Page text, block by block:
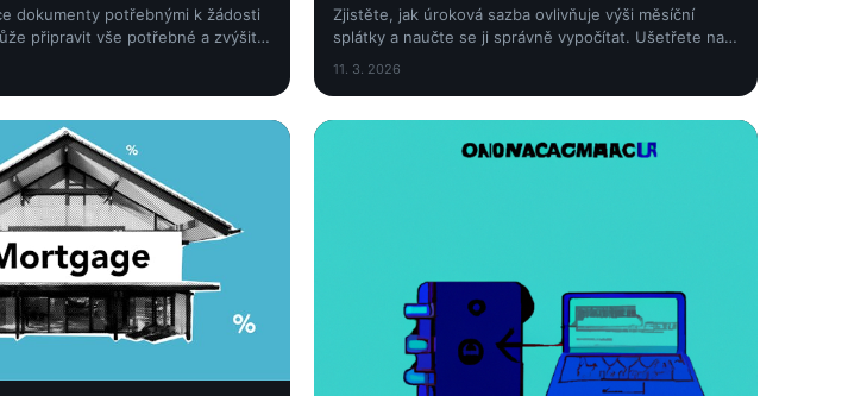
dokumenty potřebnými k žádosti
připravit vše potřebné a zvýšit
Zjistěte, jak úroková sazba ovlivňuje výši měsíční
splátky a naučte se ji správně vypočítat. Ušetřete na
11. 3. 2026